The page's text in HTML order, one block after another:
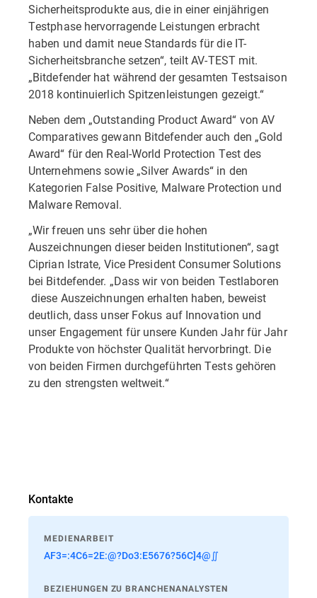
Sicherheitsprodukte aus, die in einer einjährigen
Testphase hervorragende Leistungen erbracht
haben und damit neue Standards für die IT-
Sicherheitsbranche setzen“, teilt AV-TEST mit.
„Bitdefender hat während der gesamten Testsaison
2018 kontinuierlich Spitzenleistungen gezeigt.“
Neben dem „Outstanding Product Award“ von AV
Comparatives gewann Bitdefender auch den „Gold
Award“ für den Real-World Protection Test des
Unternehmens sowie „Silver Awards“ in den
Kategorien False Positive, Malware Protection und
Malware Removal.
„Wir freuen uns sehr über die hohen
Auszeichnungen dieser beiden Institutionen“, sagt
Ciprian Istrate, Vice President Consumer Solutions
bei Bitdefender. „Dass wir von beiden Testlaboren
diese Auszeichnungen erhalten haben, beweist
deutlich, dass unser Fokus auf Innovation und
unser Engagement für unsere Kunden Jahr für Jahr
Produkte von höchster Qualität hervorbringt. Die
von beiden Firmen durchgeführten Tests gehören
zu den strengsten weltweit.“
Kontakte
MEDIENARBEIT
AF3=:4C6=2E:@?Do3:E5676?56C]4@∬
BEZIEHUNGEN ZU BRANCHENANALYSTEN